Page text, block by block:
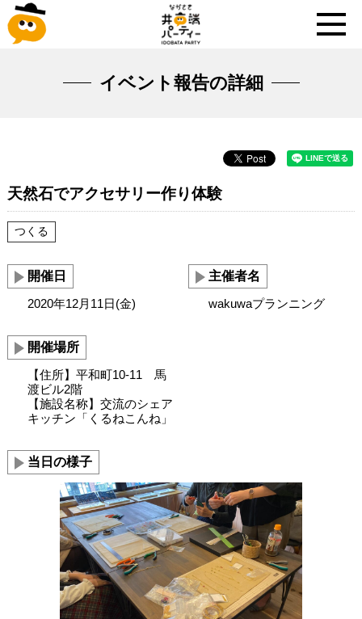
イベント報告の詳細
天然石でアクセサリー作り体験
つくる
開催日
2020年12月11日(金)
開催場所
【住所】平和町10-11 馬
渡ビル2階
【施設名称】交流のシェア
キッチン「くるねこんね」
主催者名
wakuwaプランニング
当日の様子